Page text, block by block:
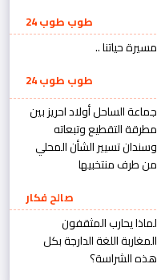
طوب طوب 24
مسيرة حياتنا ..
طوب طوب 24
جماعة الساحل أولاد احريز بين
مطرقة التقطيع وتبعاته
وسندان تسيير الشأن المحلي
من طرف منتخبيها
صالح فكار
لماذا يحارب المثقفون
المغاربة اللغة الدارجة بكل
هذه الشراسة؟